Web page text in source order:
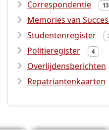
Correspondentie 13
Memories van
Studentenregister
Politieregister 4
Overlijdensberichten
Repatriantenkaarten